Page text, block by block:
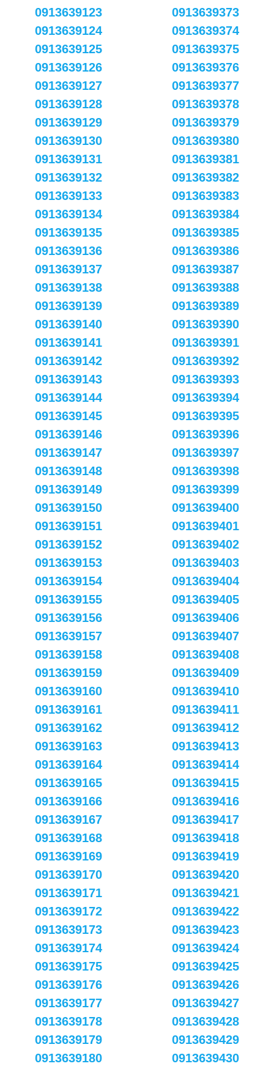
0913639123
0913639124
0913639125
0913639126
0913639127
0913639128
0913639129
0913639130
0913639131
0913639132
0913639133
0913639134
0913639135
0913639136
0913639137
0913639138
0913639139
0913639140
0913639141
0913639142
0913639143
0913639144
0913639145
0913639146
0913639147
0913639148
0913639149
0913639150
0913639151
0913639152
0913639153
0913639154
0913639155
0913639156
0913639157
0913639158
0913639159
0913639160
0913639161
0913639162
0913639163
0913639164
0913639165
0913639166
0913639167
0913639168
0913639169
0913639170
0913639171
0913639172
0913639173
0913639174
0913639175
0913639176
0913639177
0913639178
0913639179
0913639180
0913639373
0913639374
0913639375
0913639376
0913639377
0913639378
0913639379
0913639380
0913639381
0913639382
0913639383
0913639384
0913639385
0913639386
0913639387
0913639388
0913639389
0913639390
0913639391
0913639392
0913639393
0913639394
0913639395
0913639396
0913639397
0913639398
0913639399
0913639400
0913639401
0913639402
0913639403
0913639404
0913639405
0913639406
0913639407
0913639408
0913639409
0913639410
0913639411
0913639412
0913639413
0913639414
0913639415
0913639416
0913639417
0913639418
0913639419
0913639420
0913639421
0913639422
0913639423
0913639424
0913639425
0913639426
0913639427
0913639428
0913639429
0913639430